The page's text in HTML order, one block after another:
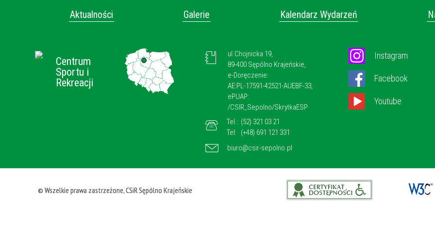
Aktualności Galerie Kalendarz Wydarzeń
Centrum
Sportu i
Rekreacji
ul.Chojnicka 19,
89-400 Sępólno Krajeńskie,
e-Doręczenie:
AE:PL-17591-42521-AUEBF-33,
ePUAP:
/CSIR_Sepolno/SkrytkaESP
Tel.: (52) 321 03 21
Tel:
(+48) 691 121 331
biuro@csir-sepolno.pl
Instagram
Facebook
Youtube
© Wszelkie prawa zastrzeżone, CSiR Sępólno Krajeńskie